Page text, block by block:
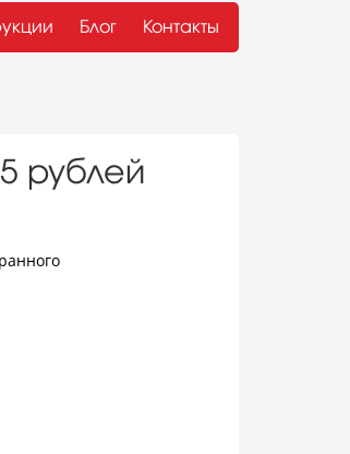
Блог Контакты
рублей